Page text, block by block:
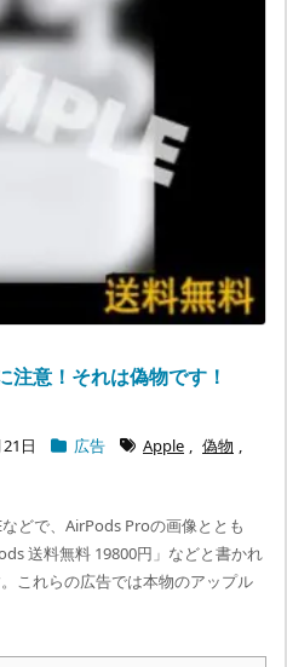
意！それは偽物です！
日 広告 Apple , 偽物 ,
どで、AirPods Proの画像ととも
送料無料 19800円」などと書かれ
これらの広告では本物のアップル